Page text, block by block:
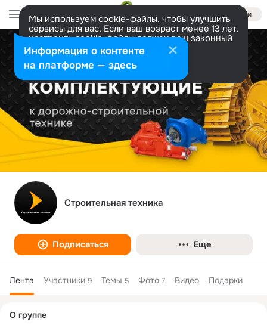
Войти
Мы используем cookie-файлы, чтобы улучшить
сервисы для вас. Если ваш возраст менее 13 лет,
настроить cookie-файлы должен ваш законный
представитель. Больше информации
Разрешить все Настроить
Строительная техника
Подписаться Еще
Лента Участники 9 Темы 5 Фото 7 Видео Подарки
колонка
О группе
Информация о контенте
на платформе — здесь